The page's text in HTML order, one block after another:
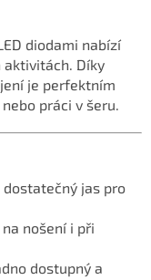
diodami nabízí
Díky
je perfektním
práci v šeru.
dostatečný jas pro
nošení i při
dostupný a